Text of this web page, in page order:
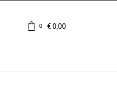
0 €0,00